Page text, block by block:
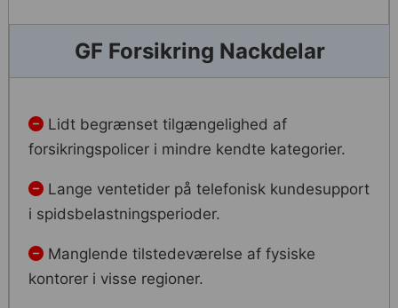
GF Forsikring Nackdelar
Lidt begrænset tilgængelighed af
forsikringspolicer i mindre kendte kategorier.
Lange ventetider på telefonisk kundesupport
i spidsbelastningsperioder.
Manglende tilstedeværelse af fysiske
kontorer i visse regioner.